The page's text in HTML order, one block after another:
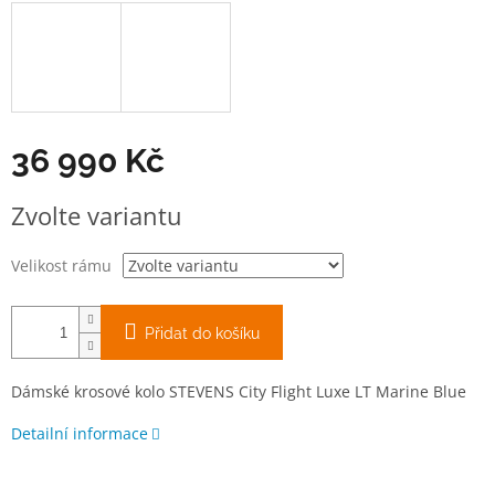
36 990 Kč
cena:
Zvolte variantu
Velikost rámu
Přidat do košíku
Dámské krosové kolo STEVENS City Flight Luxe LT Marine Blue
Detailní informace